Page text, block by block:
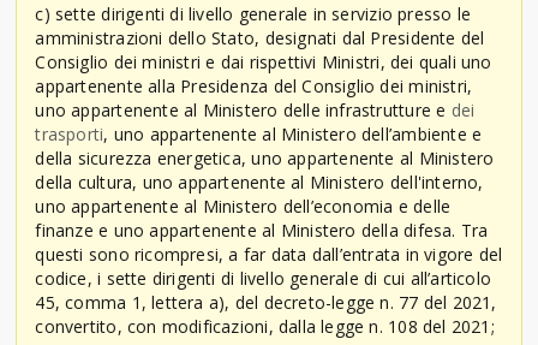
c) sette dirigenti di livello generale in servizio presso le
amministrazioni dello Stato, designati dal Presidente del
Consiglio dei ministri e dai rispettivi Ministri, dei quali uno
appartenente alla Presidenza del Consiglio dei ministri,
uno appartenente al Ministero delle infrastrutture e dei
trasporti, uno appartenente al Ministero dell’ambiente e
della sicurezza energetica, uno appartenente al Ministero
della cultura, uno appartenente al Ministero dell'interno,
uno appartenente al Ministero dell’economia e delle
finanze e uno appartenente al Ministero della difesa. Tra
questi sono ricompresi, a far data dall’entrata in vigore del
codice, i sette dirigenti di livello generale di cui all’articolo
45, comma 1, lettera a), del decreto-legge n. 77 del 2021,
convertito, con modificazioni, dalla legge n. 108 del 2021;